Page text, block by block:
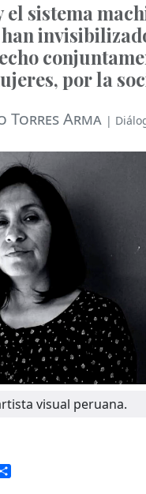
el sistema
por la
Torres Arma |
visual peruana.